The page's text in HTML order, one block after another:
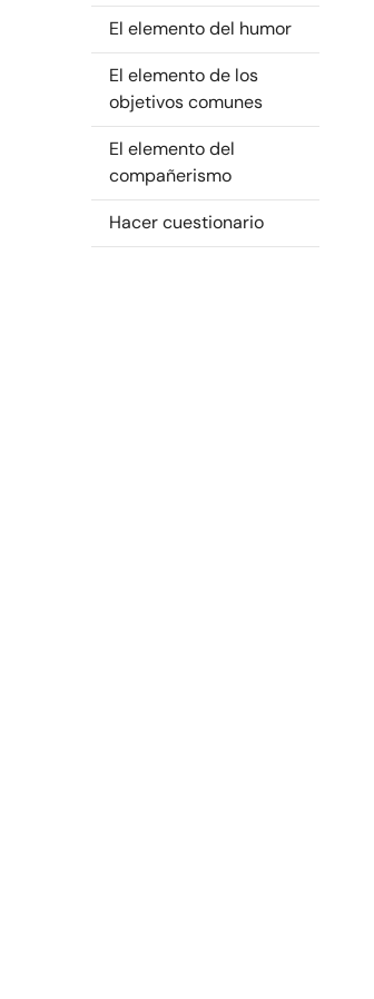
El elemento del humor
El elemento de los
objetivos comunes
El elemento del
compañerismo
Hacer cuestionario